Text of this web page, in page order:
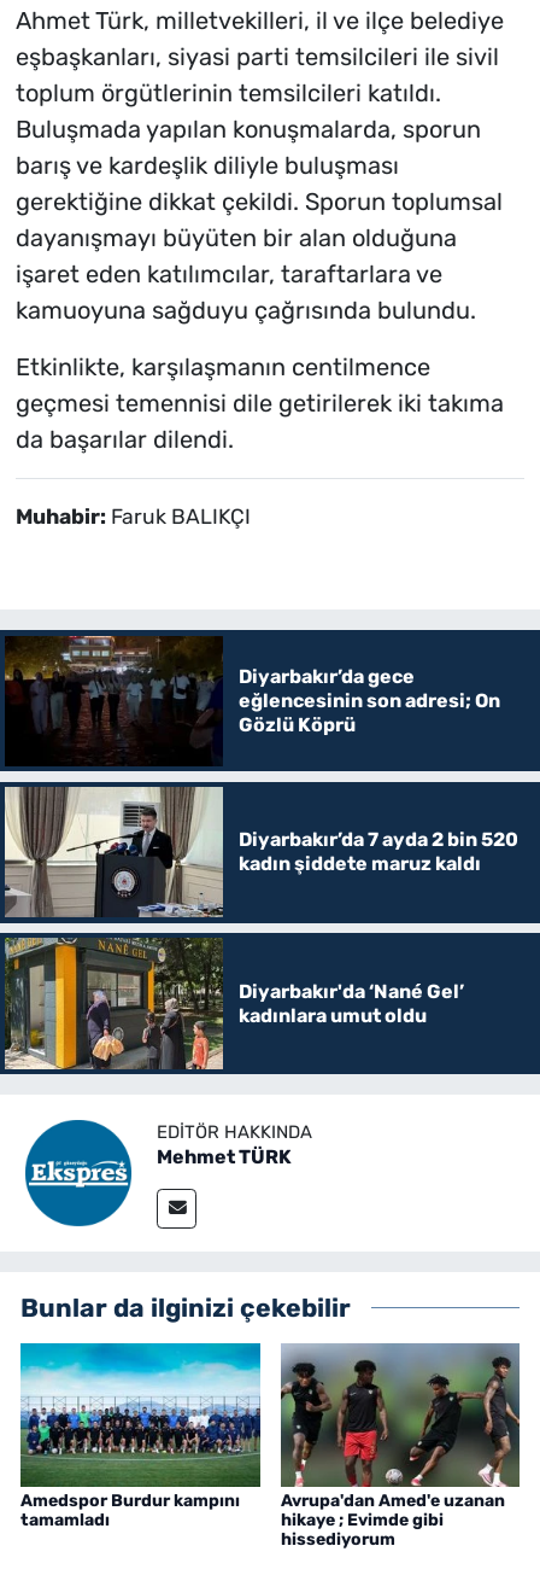
Ahmet Türk, milletvekilleri, il ve ilçe belediye
eşbaşkanları, siyasi parti temsilcileri ile sivil
toplum örgütlerinin temsilcileri katıldı.
Buluşmada yapılan konuşmalarda, sporun
barış ve kardeşlik diliyle buluşması
gerektiğine dikkat çekildi. Sporun toplumsal
dayanışmayı büyüten bir alan olduğuna
işaret eden katılımcılar, taraftarlara ve
kamuoyuna sağduyu çağrısında bulundu.
Etkinlikte, karşılaşmanın centilmence
geçmesi temennisi dile getirilerek iki takıma
da başarılar dilendi.
Muhabir: Faruk BALIKÇI
Diyarbakır’da gece
eğlencesinin son adresi; On
Gözlü Köprü
Diyarbakır’da 7 ayda 2 bin 520
kadın şiddete maruz kaldı
Diyarbakır'da ‘Nané Gel’
kadınlara umut oldu
EDITÖR HAKKINDA
Mehmet TÜRK
Bunlar da ilginizi çekebilir
Amedspor Burdur kampını
tamamladı
Avrupa'dan Amed'e uzanan
hikaye ; Evimde gibi
hissediyorum